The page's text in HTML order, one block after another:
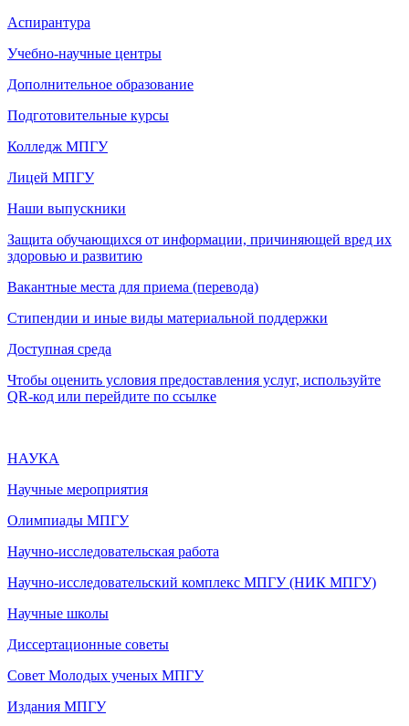
Аспирантура
Учебно-научные центры
Дополнительное образование
Подготовительные курсы
Колледж МПГУ
Лицей МПГУ
Наши выпускники
Защита обучающихся от информации, причиняющей вред их
здоровью и развитию
Вакантные места для приема (перевода)
Стипендии и иные виды материальной поддержки
Доступная среда
Чтобы оценить условия предоставления услуг, используйте
QR-код или перейдите по ссылке
НАУКА
Научные мероприятия
Олимпиады МПГУ
Научно-исследовательская работа
Научно-исследовательский комплекс МПГУ (НИК МПГУ)
Научные школы
Диссертационные советы
Совет Молодых ученых МПГУ
Издания МПГУ